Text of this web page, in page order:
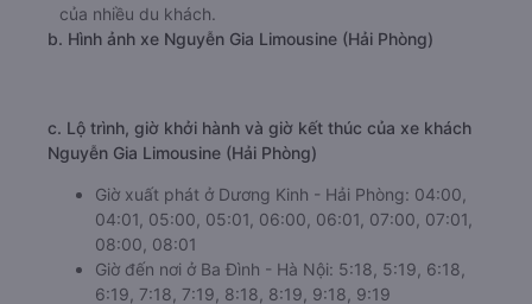
của nhiều du khách.
b. Hình ảnh xe Nguyễn Gia Limousine (Hải Phòng)